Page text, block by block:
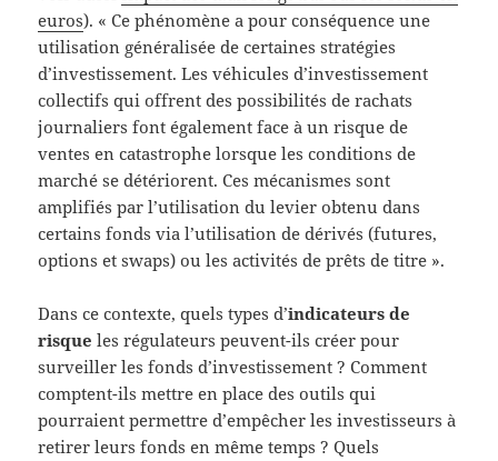
euros). « Ce phénomène a pour conséquence une
utilisation généralisée de certaines stratégies
d’investissement. Les véhicules d’investissement
collectifs qui offrent des possibilités de rachats
journaliers font également face à un risque de
ventes en catastrophe lorsque les conditions de
marché se détériorent. Ces mécanismes sont
amplifiés par l’utilisation du levier obtenu dans
certains fonds via l’utilisation de dérivés (futures,
options et swaps) ou les activités de prêts de titre ».
Dans ce contexte, quels types d’indicateurs de
risque les régulateurs peuvent-ils créer pour
surveiller les fonds d’investissement ? Comment
comptent-ils mettre en place des outils qui
pourraient permettre d’empêcher les investisseurs à
retirer leurs fonds en même temps ? Quels